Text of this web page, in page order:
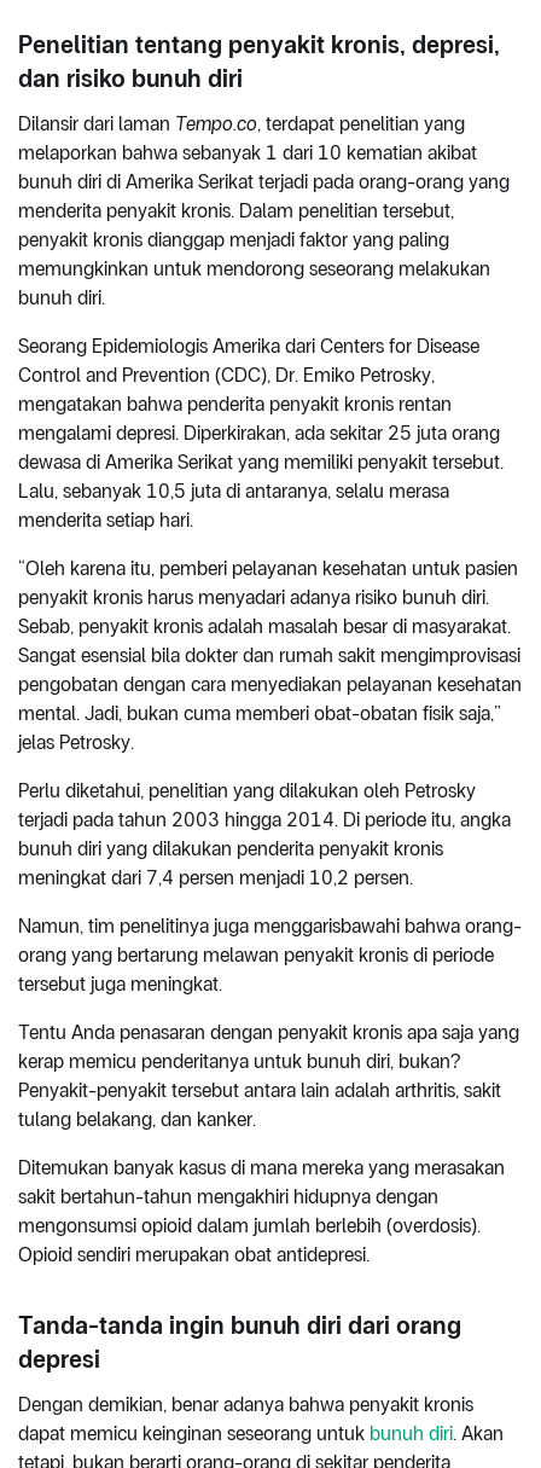
Penelitian tentang penyakit kronis, depresi,
dan risiko bunuh diri
Dilansir dari laman Tempo.co, terdapat penelitian yang
melaporkan bahwa sebanyak 1 dari 10 kematian akibat
bunuh diri di Amerika Serikat terjadi pada orang-orang yang
menderita penyakit kronis. Dalam penelitian tersebut,
penyakit kronis dianggap menjadi faktor yang paling
memungkinkan untuk mendorong seseorang melakukan
bunuh diri.
Seorang Epidemiologis Amerika dari Centers for Disease
Control and Prevention (CDC), Dr. Emiko Petrosky,
mengatakan bahwa penderita penyakit kronis rentan
mengalami depresi. Diperkirakan, ada sekitar 25 juta orang
dewasa di Amerika Serikat yang memiliki penyakit tersebut.
Lalu, sebanyak 10,5 juta di antaranya, selalu merasa
menderita setiap hari.
“Oleh karena itu, pemberi pelayanan kesehatan untuk pasien
penyakit kronis harus menyadari adanya risiko bunuh diri.
Sebab, penyakit kronis adalah masalah besar di masyarakat.
Sangat esensial bila dokter dan rumah sakit mengimprovisasi
pengobatan dengan cara menyediakan pelayanan kesehatan
mental. Jadi, bukan cuma memberi obat-obatan fisik saja,”
jelas Petrosky.
Perlu diketahui, penelitian yang dilakukan oleh Petrosky
terjadi pada tahun 2003 hingga 2014. Di periode itu, angka
bunuh diri yang dilakukan penderita penyakit kronis
meningkat dari 7,4 persen menjadi 10,2 persen.
Namun, tim penelitinya juga menggarisbawahi bahwa orang-
orang yang bertarung melawan penyakit kronis di periode
tersebut juga meningkat.
Tentu Anda penasaran dengan penyakit kronis apa saja yang
kerap memicu penderitanya untuk bunuh diri, bukan?
Penyakit-penyakit tersebut antara lain adalah arthritis, sakit
tulang belakang, dan kanker.
Ditemukan banyak kasus di mana mereka yang merasakan
sakit bertahun-tahun mengakhiri hidupnya dengan
mengonsumsi opioid dalam jumlah berlebih (overdosis).
Opioid sendiri merupakan obat antidepresi.
Tanda-tanda ingin bunuh diri dari orang
depresi
Dengan demikian, benar adanya bahwa penyakit kronis
dapat memicu keinginan seseorang untuk bunuh diri. Akan
tetapi, bukan berarti orang-orang di sekitar penderita